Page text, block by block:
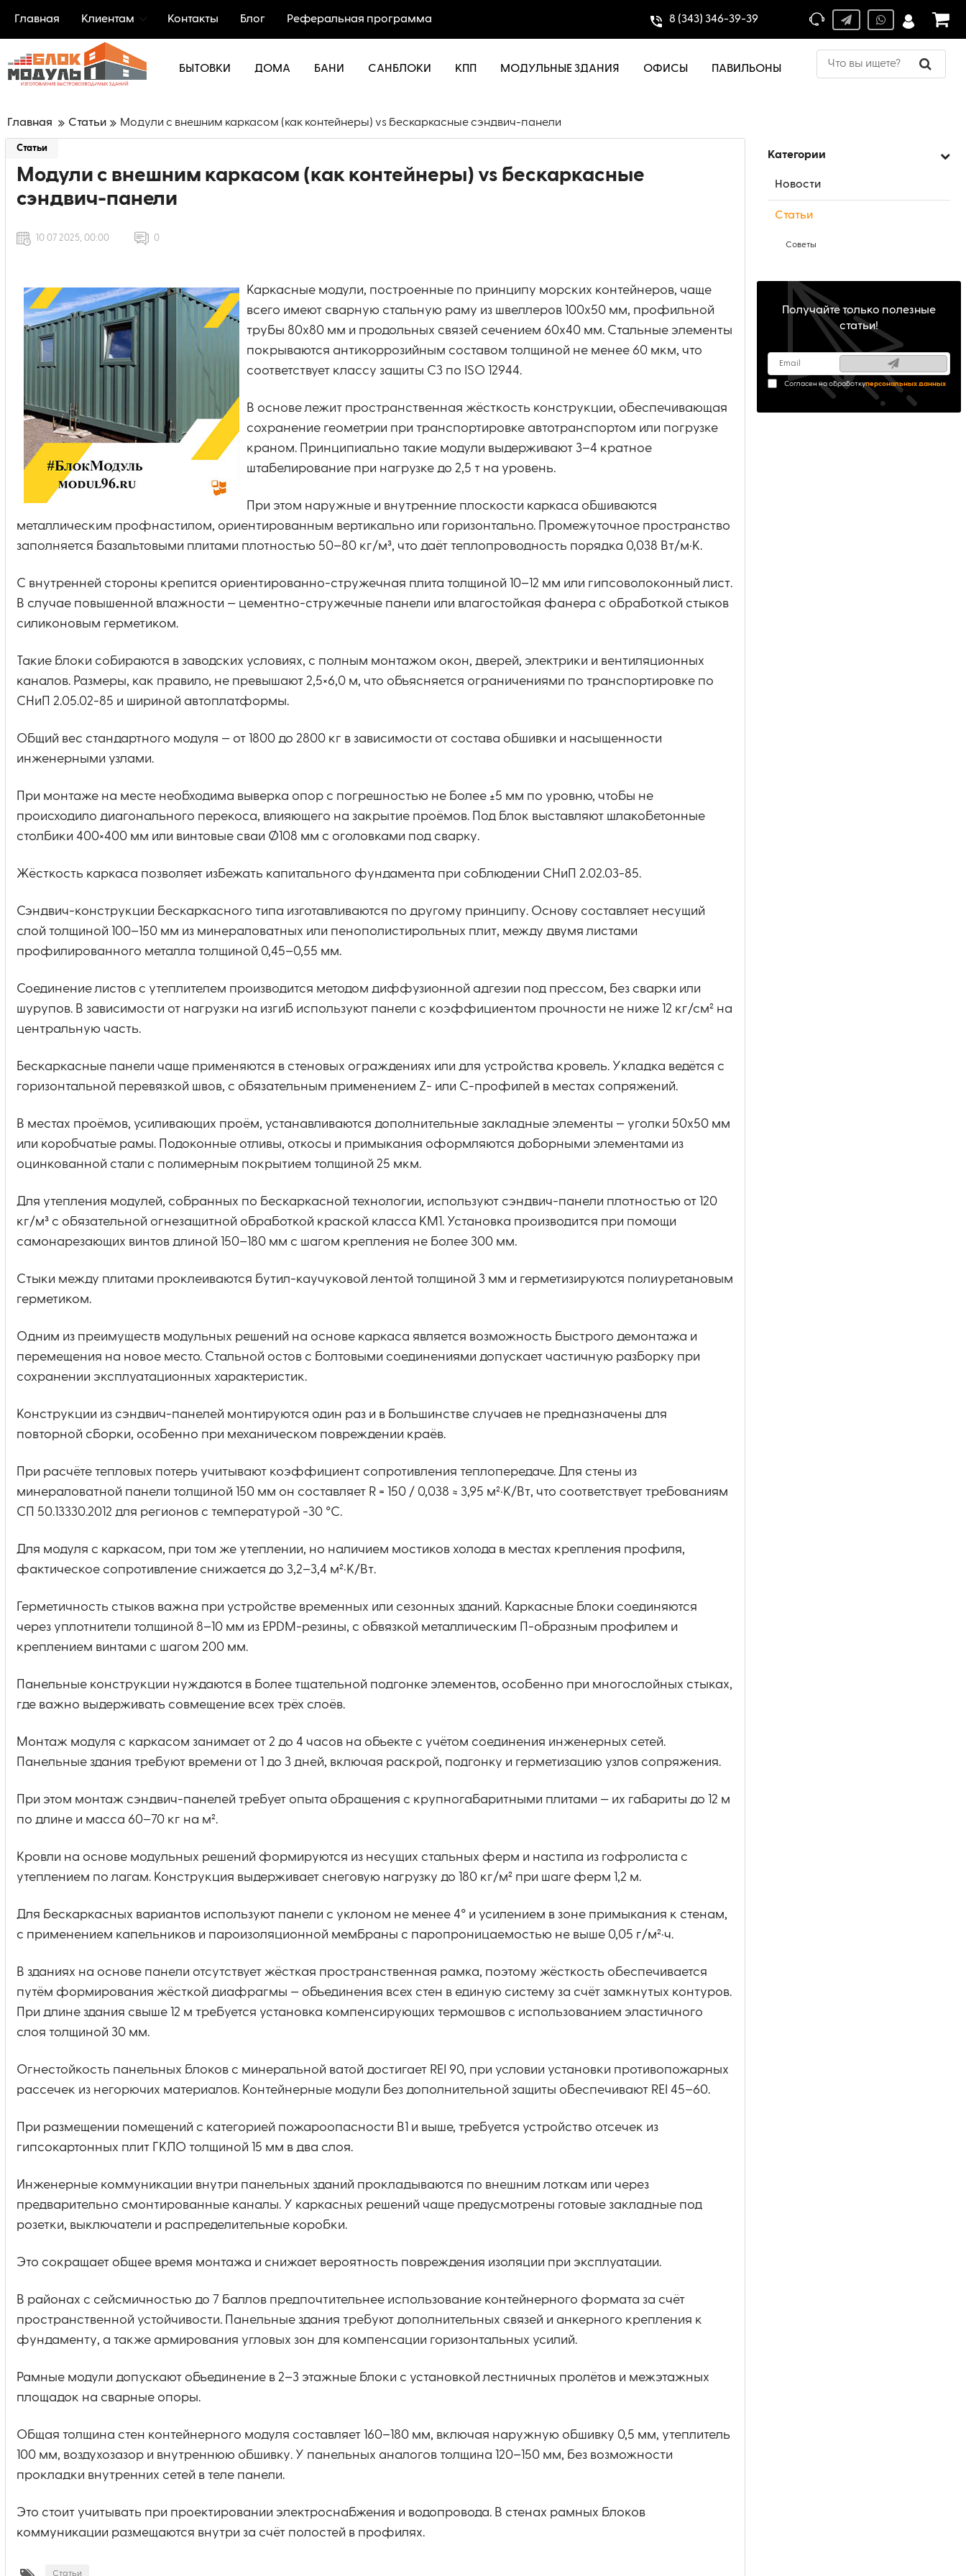
Главная Клиентам Контакты Блог Реферальная программа 8 (343) 346-39-39
БЫТОВКИ ДОМА БАНИ САНБЛОКИ КПП МОДУЛЬНЫЕ ЗДАНИЯ ОФИСЫ ПАВИЛЬОНЫ
Главная Статьи Модули с внешним каркасом (как контейнеры) vs бескаркасные сэндвич-панели
Категории
Новости
Статьи
Советы
Получайте только полезные
статьи!
Согласен на обработкуперсональных данных
Статьи
Модули с внешним каркасом (как контейнеры) vs бескаркасные
сэндвич-панели
10 07 2025, 00:00 0
Каркасные модули, построенные по принципу морских контейнеров, чаще
всего имеют сварную стальную раму из швеллеров 100х50 мм, профильной
трубы 80х80 мм и продольных связей сечением 60х40 мм. Стальные элементы
покрываются антикоррозийным составом толщиной не менее 60 мкм, что
соответствует классу защиты C3 по ISO 12944.
В основе лежит пространственная жёсткость конструкции, обеспечивающая
сохранение геометрии при транспортировке автотранспортом или погрузке
краном. Принципиально такие модули выдерживают 3–4 кратное
штабелирование при нагрузке до 2,5 т на уровень.
При этом наружные и внутренние плоскости каркаса обшиваются
металлическим профнастилом, ориентированным вертикально или горизонтально. Промежуточное пространство
заполняется базальтовыми плитами плотностью 50–80 кг/м³, что даёт теплопроводность порядка 0,038 Вт/м·К.
С внутренней стороны крепится ориентированно-стружечная плита толщиной 10–12 мм или гипсоволоконный лист.
В случае повышенной влажности — цементно-стружечные панели или влагостойкая фанера с обработкой стыков
силиконовым герметиком.
Такие блоки собираются в заводских условиях, с полным монтажом окон, дверей, электрики и вентиляционных
каналов. Размеры, как правило, не превышают 2,5×6,0 м, что объясняется ограничениями по транспортировке по
СНиП 2.05.02-85 и шириной автоплатформы.
Общий вес стандартного модуля — от 1800 до 2800 кг в зависимости от состава обшивки и насыщенности
инженерными узлами.
При монтаже на месте необходима выверка опор с погрешностью не более ±5 мм по уровню, чтобы не
происходило диагонального перекоса, влияющего на закрытие проёмов. Под блок выставляют шлакобетонные
столбики 400×400 мм или винтовые сваи Ø108 мм с оголовками под сварку.
Жёсткость каркаса позволяет избежать капитального фундамента при соблюдении СНиП 2.02.03-85.
Сэндвич-конструкции бескаркасного типа изготавливаются по другому принципу. Основу составляет несущий
слой толщиной 100–150 мм из минераловатных или пенополистирольных плит, между двумя листами
профилированного металла толщиной 0,45–0,55 мм.
Соединение листов с утеплителем производится методом диффузионной адгезии под прессом, без сварки или
шурупов. В зависимости от нагрузки на изгиб используют панели с коэффициентом прочности не ниже 12 кг/см² на
центральную часть.
Бескаркасные панели чаще применяются в стеновых ограждениях или для устройства кровель. Укладка ведётся с
горизонтальной перевязкой швов, с обязательным применением Z- или C-профилей в местах сопряжений.
В местах проёмов, усиливающих проём, устанавливаются дополнительные закладные элементы — уголки 50х50 мм
или коробчатые рамы. Подоконные отливы, откосы и примыкания оформляются доборными элементами из
оцинкованной стали с полимерным покрытием толщиной 25 мкм.
Для утепления модулей, собранных по бескаркасной технологии, используют сэндвич-панели плотностью от 120
кг/м³ с обязательной огнезащитной обработкой краской класса КМ1. Установка производится при помощи
самонарезающих винтов длиной 150–180 мм с шагом крепления не более 300 мм.
Стыки между плитами проклеиваются бутил-каучуковой лентой толщиной 3 мм и герметизируются полиуретановым
герметиком.
Одним из преимуществ модульных решений на основе каркаса является возможность быстрого демонтажа и
перемещения на новое место. Стальной остов с болтовыми соединениями допускает частичную разборку при
сохранении эксплуатационных характеристик.
Конструкции из сэндвич-панелей монтируются один раз и в большинстве случаев не предназначены для
повторной сборки, особенно при механическом повреждении краёв.
При расчёте тепловых потерь учитывают коэффициент сопротивления теплопередаче. Для стены из
минераловатной панели толщиной 150 мм он составляет R = 150 / 0,038 ≈ 3,95 м²·К/Вт, что соответствует требованиям
СП 50.13330.2012 для регионов с температурой -30 °C.
Для модуля с каркасом, при том же утеплении, но наличием мостиков холода в местах крепления профиля,
фактическое сопротивление снижается до 3,2–3,4 м²·К/Вт.
Герметичность стыков важна при устройстве временных или сезонных зданий. Каркасные блоки соединяются
через уплотнители толщиной 8–10 мм из EPDM-резины, с обвязкой металлическим П-образным профилем и
креплением винтами с шагом 200 мм.
Панельные конструкции нуждаются в более тщательной подгонке элементов, особенно при многослойных стыках,
где важно выдерживать совмещение всех трёх слоёв.
Монтаж модуля с каркасом занимает от 2 до 4 часов на объекте с учётом соединения инженерных сетей.
Панельные здания требуют времени от 1 до 3 дней, включая раскрой, подгонку и герметизацию узлов сопряжения.
При этом монтаж сэндвич-панелей требует опыта обращения с крупногабаритными плитами — их габариты до 12 м
по длине и масса 60–70 кг на м².
Кровли на основе модульных решений формируются из несущих стальных ферм и настила из гофролиста с
утеплением по лагам. Конструкция выдерживает снеговую нагрузку до 180 кг/м² при шаге ферм 1,2 м.
Для бескаркасных вариантов используют панели с уклоном не менее 4° и усилением в зоне примыкания к стенам,
с применением капельников и пароизоляционной мембраны с паропроницаемостью не выше 0,05 г/м²·ч.
В зданиях на основе панели отсутствует жёсткая пространственная рамка, поэтому жёсткость обеспечивается
путём формирования жёсткой диафрагмы — объединения всех стен в единую систему за счёт замкнутых контуров.
При длине здания свыше 12 м требуется установка компенсирующих термошвов с использованием эластичного
слоя толщиной 30 мм.
Огнестойкость панельных блоков с минеральной ватой достигает REI 90, при условии установки противопожарных
рассечек из негорючих материалов. Контейнерные модули без дополнительной защиты обеспечивают REI 45–60.
При размещении помещений с категорией пожароопасности В1 и выше, требуется устройство отсечек из
гипсокартонных плит ГКЛО толщиной 15 мм в два слоя.
Инженерные коммуникации внутри панельных зданий прокладываются по внешним лоткам или через
предварительно смонтированные каналы. У каркасных решений чаще предусмотрены готовые закладные под
розетки, выключатели и распределительные коробки.
Это сокращает общее время монтажа и снижает вероятность повреждения изоляции при эксплуатации.
В районах с сейсмичностью до 7 баллов предпочтительнее использование контейнерного формата за счёт
пространственной устойчивости. Панельные здания требуют дополнительных связей и анкерного крепления к
фундаменту, а также армирования угловых зон для компенсации горизонтальных усилий.
Рамные модули допускают объединение в 2–3 этажные блоки с установкой лестничных пролётов и межэтажных
площадок на сварные опоры.
Общая толщина стен контейнерного модуля составляет 160–180 мм, включая наружную обшивку 0,5 мм, утеплитель
100 мм, воздухозазор и внутреннюю обшивку. У панельных аналогов толщина 120–150 мм, без возможности
прокладки внутренних сетей в теле панели.
Это стоит учитывать при проектировании электроснабжения и водопровода. В стенах рамных блоков
коммуникации размещаются внутри за счёт полостей в профилях.
Статьи